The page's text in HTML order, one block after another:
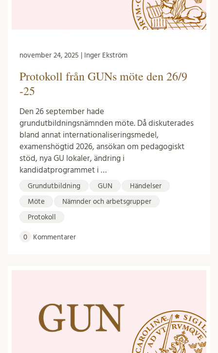
november 24, 2025 | Inger Ekström
Protokoll från GUNs möte den 26/9
-25
Den 26 september hade
grundutbildningsnämnden möte. Då diskuterades
bland annat internationaliseringsmedel,
examenshögtid 2026, ansökan om pedagogiskt
stöd, nya GU lokaler, ändring i
kandidatprogrammet i …
Grundutbildning GUN Händelser
Möte Nämnder och arbetsgrupper
Protokoll
0 Kommentarer